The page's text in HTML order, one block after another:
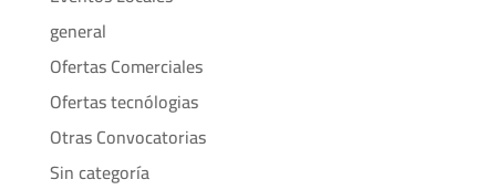
general
Ofertas Comerciales
Ofertas tecnólogias
Otras Convocatorias
Sin categoría